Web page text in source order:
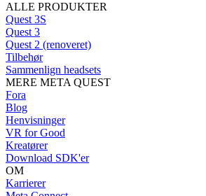
ALLE PRODUKTER
Quest 3S
Quest 3
Quest 2 (renoveret)
Tilbehør
Sammenlign headsets
MERE META QUEST
Fora
Blog
Henvisninger
VR for Good
Kreatører
Download SDK'er
OM
Karrierer